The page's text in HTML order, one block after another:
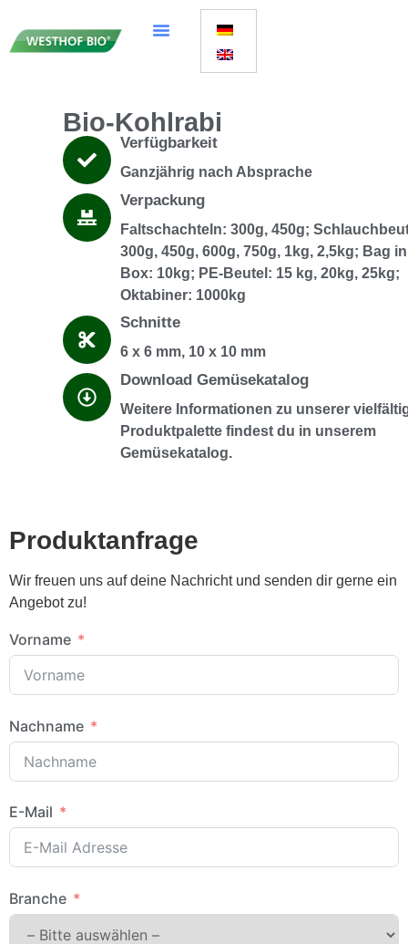
Bio-Kohlrabi
Verfügbarkeit
Ganzjährig nach Absprache
Verpackung
Faltschachteln: 300g, 450g;
300g, 450g, 600g, 750g, 1kg, 2,5kg; Bag in
Box: 10kg; PE-Beutel: 15 kg, 20kg, 25kg;
Oktabiner: 1000kg
Schnitte
6 x 6 mm, 10 x 10 mm
Download Gemüsekatalog
Weitere Informationen zu unserer
Produktpalette findest du in unserem
Gemüsekatalog.
Produktanfrage
Wir freuen uns auf deine Nachricht und senden dir gerne ein
Angebot zu!
Vorname
Nachname
E-Mail
Branche